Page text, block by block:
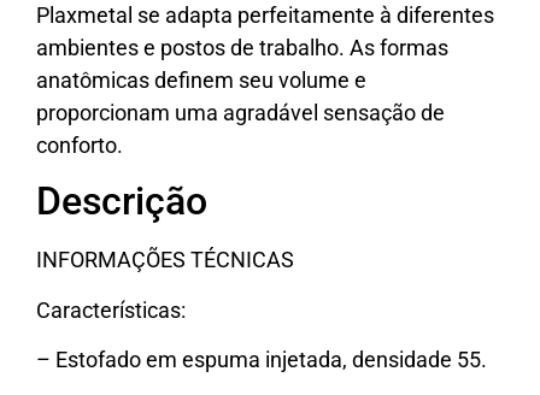
Plaxmetal se adapta perfeitamente à diferentes
ambientes e postos de trabalho. As formas
anatômicas definem seu volume e
proporcionam uma agradável sensação de
conforto.
Descrição
INFORMAÇÕES TÉCNICAS
Características:
– Estofado em espuma injetada, densidade 55.